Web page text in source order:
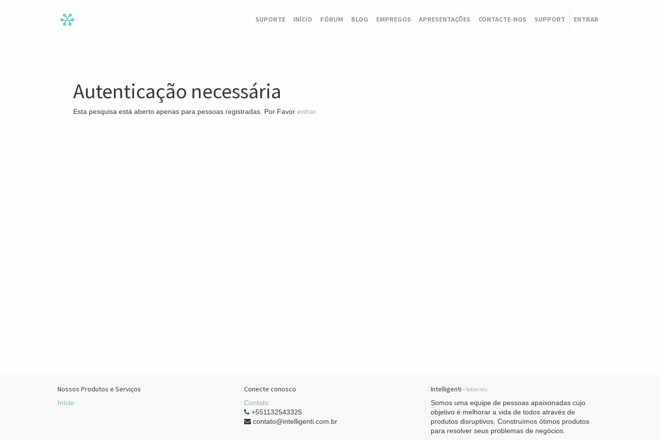
SUPORTE INÍCIO FÓRUM BLOG EMPREGOS APRESENTAÇÕES CONTACTE-NOS SUPPORT ENTRAR
Autenticação necessária
Esta pesquisa está aberto apenas para pessoas registradas. Por Favor entrar.
Nossos Produtos e Serviços
Início
Conecte conosco
Contato
+551132543325
contato@intelligenti.com.br
Intelligenti - Sobre nós
Somos uma equipe de pessoas apaixonadas cujo
objetivo é melhorar a vida de todos através de
produtos disruptivos. Construímos ótimos produtos
para resolver seus problemas de negócios.